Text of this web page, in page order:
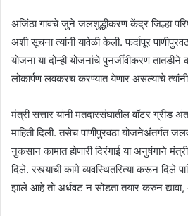
अजिंठा गावचे जुने जलशुद्धीकरण केंद्र जिल्हा
अशी सूचना त्यांनी यावेळी केली. फर्दापूर
योजना या दोन्ही योजनांचे पुनर्जीवीकरण
लोकार्पण लवकरच करण्यात येणार असल्याचे
मंत्री सत्तार यांनी मतदारसंघातील वॉटर ग्रीड
माहिती दिली. तसेच पाणीपुरवठा योजनेअंतर्गत
नुकसान कामात होणारी दिरंगाई या अनुषंगाने
दिले. रस्त्याची कामे व्यवस्थितरित्या करून दिले
झाले आहे तो अर्धवट न सोडता तयार करुन द्यावा,